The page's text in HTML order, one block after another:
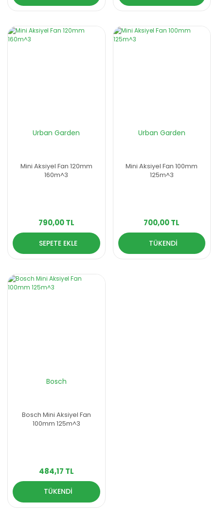
Urban Garden
Mini Aksiyel Fan 120mm
160m^3
790,00 TL
SEPETE EKLE
Urban Garden
Mini Aksiyel Fan 100mm
125m^3
700,00 TL
TÜKENDİ
Bosch
Bosch Mini Aksiyel Fan
100mm 125m^3
484,17 TL
TÜKENDİ